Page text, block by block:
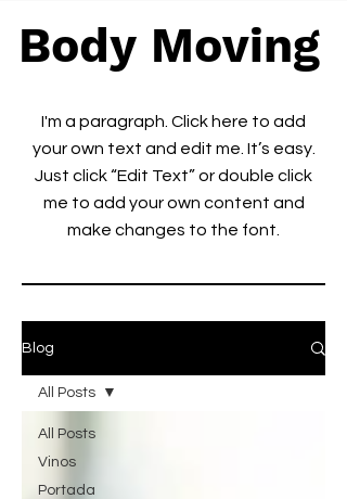
Body Moving
I'm a paragraph. Click here to add
your own text and edit me. It’s easy.
Just click “Edit Text” or double click
me to add your own content and
make changes to the font.
Blog
All Posts
Vinos
Portada
All Posts